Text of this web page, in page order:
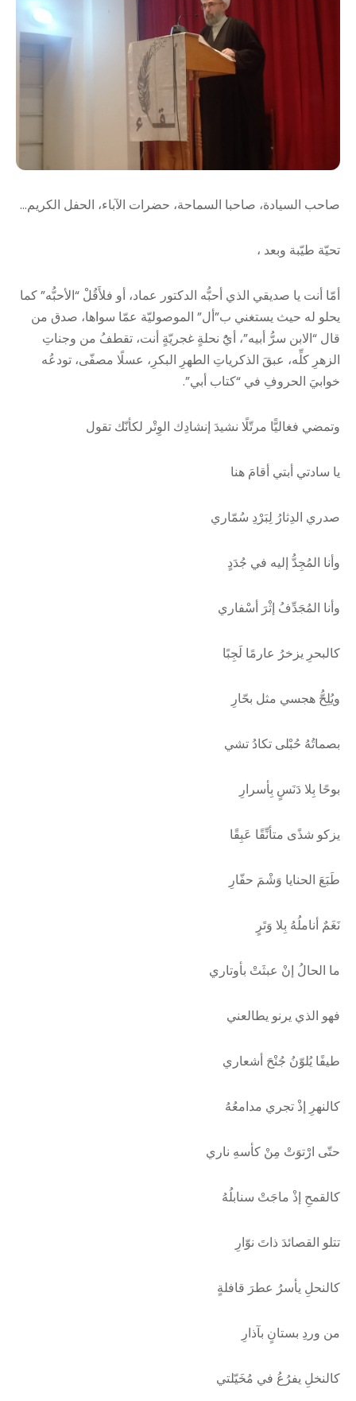
صاحب السيادة، صاحبا السماحة، حضرات الآباء، الحفل الكريم…
تحيّة طيّبة وبعد ،
أمّا أنت يا صديقي الذي أحبُّه الدكتور عماد، أو فلأَقُلْ “الأحبُّه” كما
يحلو له حيث يستغني ب”أل” الموصوليّة عمّا سواها، صدق من
قال “الابن سرُّ أبيه”، أيًُ نحلةٍ غجريّةٍ أنت، تقطفُ من وجناتِ
الزهرِ كلِّه، عبقَ الذكرياتِ الطهرِ البكرِ، عسلًا مصفّى، تودعُه
خوابيَ الحروفِ في “كتاب أبي”.
وتمضي فغاليًّا مرتّلًا نشيدَ إنشادِك الوِتْر لكأنّك تقول
يا سادتي أبتي أقامَ هنا
صدري الدِثارُ لِبَرْدِ سُمّاري
وأنا المُجِدُّ إليه في جُدَدٍ
وأنا المُجَدِّفُ إثْرَ أسْفاري
كالبحرِ يزخرُ عارمًا لَجِبًا
ويُلِحُّ هجسي مثل بحّارِ
بصماتُهُ حُبْلى تكادُ تشي
بوحًا بِلا دَنَسٍ بِأسرارِ
يزكو شذًى متأنِّقًا عَبِقًا
طَبَعَ الحنايا وَشْمَ حفّارِ
نَغَمٌ أناملُهُ بِلا وَتَرٍ
ما الحالُ إنْ عبثَتْ بأوتاري
فهو الذي يرنو يطالعني
طيفًا يُلوّنُ جُنْحَ أشعاري
كالنهرِ إذْ تجري مدامعُهُ
حتّى ارْتوَتْ مِنْ كأسهِ ناري
كالقمحِ إذْ ماجَتْ سنابلُهُ
تتلو القصائدَ ذاتَ نوّارِ
كالنحلِ يأسرُ عطرَ قافلةٍ
من وردِ بستانٍ بآذارِ
كالنخلِ يفرُعُ في مُخَيّلتي